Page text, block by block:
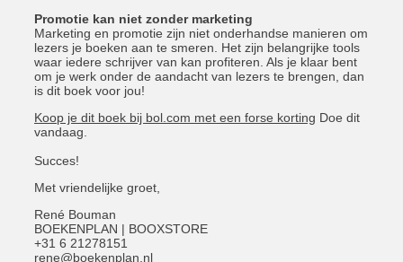
Promotie kan niet zonder marketing
Marketing en promotie zijn niet onderhandse manieren om
lezers je boeken aan te smeren. Het zijn belangrijke tools
waar iedere schrijver van kan profiteren. Als je klaar bent
om je werk onder de aandacht van lezers te brengen, dan
is dit boek voor jou!
Koop je dit boek bij bol.com met een forse korting Doe dit
vandaag.
Succes!
Met vriendelijke groet,
René Bouman
BOEKENPLAN | BOOXSTORE
+31 6 21278151
rene@boekenplan.nl